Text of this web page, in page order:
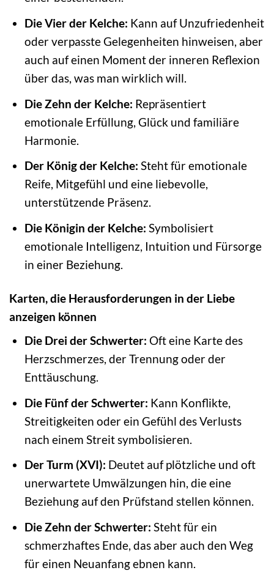
Die Vier der Kelche: Kann auf Unzufriedenheit
oder verpasste Gelegenheiten hinweisen, aber
auch auf einen Moment der inneren Reflexion
über das, was man wirklich will.
Die Zehn der Kelche: Repräsentiert
emotionale Erfüllung, Glück und familiäre
Harmonie.
Der König der Kelche: Steht für emotionale
Reife, Mitgefühl und eine liebevolle,
unterstützende Präsenz.
Die Königin der Kelche: Symbolisiert
emotionale Intelligenz, Intuition und Fürsorge
in einer Beziehung.
Karten, die Herausforderungen in der Liebe
anzeigen können
Die Drei der Schwerter: Oft eine Karte des
Herzschmerzes, der Trennung oder der
Enttäuschung.
Die Fünf der Schwerter: Kann Konflikte,
Streitigkeiten oder ein Gefühl des Verlusts
nach einem Streit symbolisieren.
Der Turm (XVI): Deutet auf plötzliche und oft
unerwartete Umwälzungen hin, die eine
Beziehung auf den Prüfstand stellen können.
Die Zehn der Schwerter: Steht für ein
schmerzhaftes Ende, das aber auch den Weg
für einen Neuanfang ebnen kann.